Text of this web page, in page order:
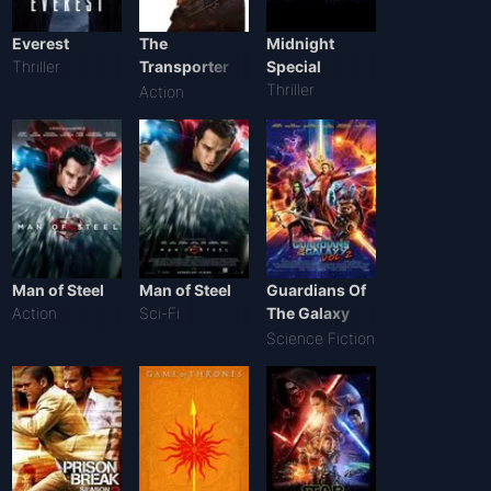
Everest
Thriller
The
Transporter
Refueled
Action
Midnight
Special
Thriller
Man of Steel
Action
Man of Steel
Sci-Fi
Guardians Of
The Galaxy
Vol. 2
Science Fiction